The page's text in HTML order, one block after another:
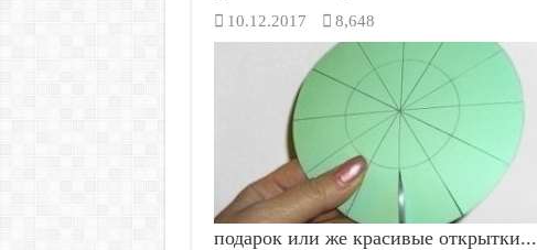
10.12.2017 8,648
подарок или же красивые открытки...